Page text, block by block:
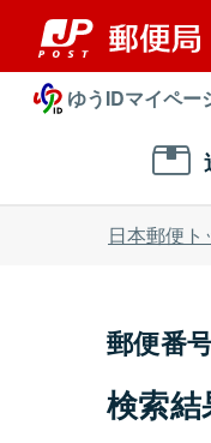
ゆうIDマイペー
日本郵便ト
郵便番
検索結